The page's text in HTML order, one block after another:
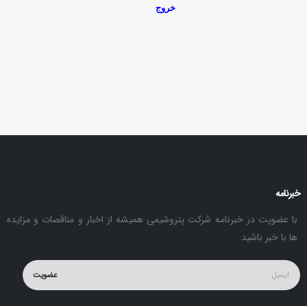
خروج
خبرنامه
با عضویت در خبرنامه شرکت پتروشیمی همیشه از اخبار و مناقصات و مزایده
ها با خبر باشید.
عضویت